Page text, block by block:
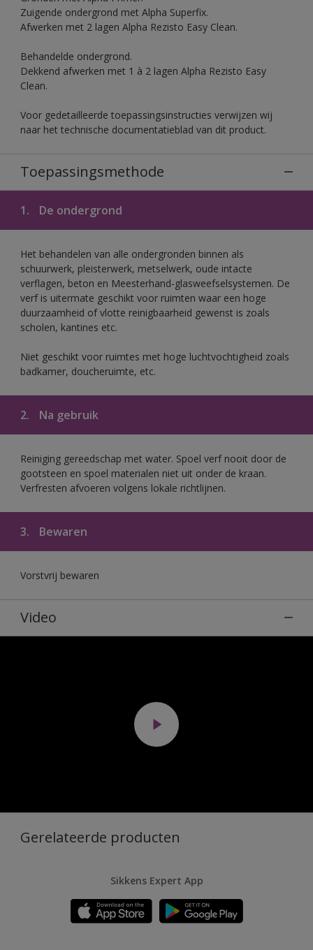
Zuigende ondergrond met Alpha Superfix.
Afwerken met 2 lagen Alpha Rezisto Easy Clean.
Behandelde ondergrond.
Dekkend afwerken met 1 à 2 lagen Alpha Rezisto Easy
Clean.
Voor gedetailleerde toepassingsinstructies verwijzen wij
naar het technische documentatieblad van dit product.
Toepassingsmethode
1. De ondergrond
Het behandelen van alle ondergronden binnen als
schuurwerk, pleisterwerk, metselwerk, oude intacte
verflagen, beton en Meesterhand-glasweefselsystemen. De
verf is uitermate geschikt voor ruimten waar een hoge
duurzaamheid of vlotte reinigbaarheid gewenst is zoals
scholen, kantines etc.
Niet geschikt voor ruimtes met hoge luchtvochtigheid zoals
badkamer, doucheruimte, etc.
2. Na gebruik
Reiniging gereedschap met water. Spoel verf nooit door de
gootsteen en spoel materialen niet uit onder de kraan.
Verfresten afvoeren volgens lokale richtlijnen.
3. Bewaren
Vorstvrij bewaren
Video
Gerelateerde producten
Sikkens Expert App